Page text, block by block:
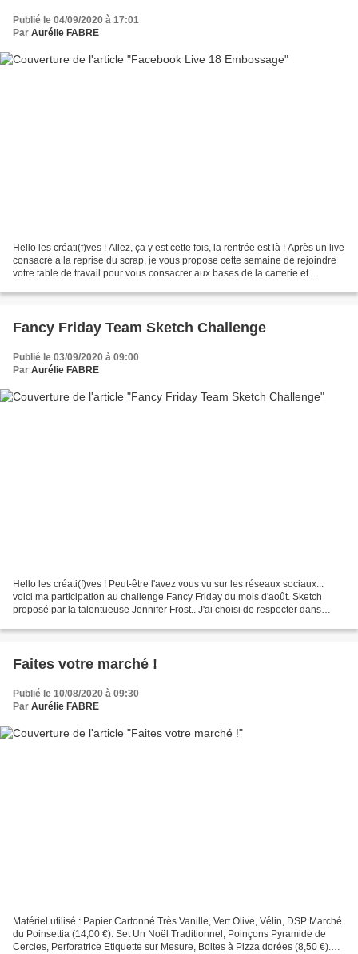
Publié le 04/09/2020 à 17:01
Par Aurélie FABRE
Hello les créati(f)ves ! Allez, ça y est cette fois, la rentrée est là ! Après un live
consacré à la reprise du scrap, je vous propose cette semaine de rejoindre
votre table de travail pour vous consacrer aux bases de la carterie et
Fancy Friday Team Sketch Challenge
Publié le 03/09/2020 à 09:00
Par Aurélie FABRE
Hello les créati(f)ves ! Peut-être l'avez vous vu sur les réseaux sociaux...
voici ma participation au challenge Fancy Friday du mois d'août. Sketch
proposé par la talentueuse Jennifer Frost.. J'ai choisi de respecter dans
Faites votre marché !
Publié le 10/08/2020 à 09:30
Par Aurélie FABRE
Matériel utilisé : Papier Cartonné Très Vanille, Vert Olive, Vélin, DSP Marché
du Poinsettia (14,00 €). Set Un Noël Traditionnel, Poinçons Pyramide de
Cercles, Perforatrice Etiquette sur Mesure, Boites à Pizza dorées (8,50 €).